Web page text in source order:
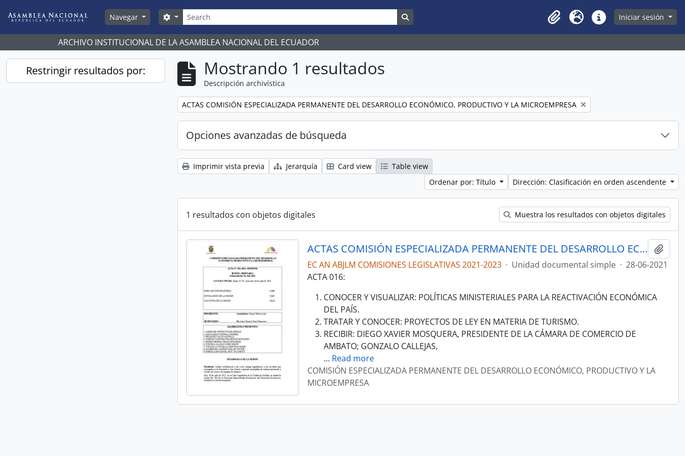
Navegar
Búsqueda
Search options
Clipboard
Idioma Enlaces rápidos
Iniciar sesión
ARCHIVO INSTITUCIONAL DE LA ASAMBLEA NACIONAL DEL ECUADOR
Restringir resultados por: Mostrando 1 resultados
Descripción archivística
Remove filter:
ACTAS COMISIÓN ESPECIALIZADA PERMANENTE DEL DESARROLLO ECONÓMICO, PRODUCTIVO Y LA MICROEMPRESA
Opciones avanzadas de búsqueda
Imprimir vista previa Jerarquía Card view
Table view
Ordenar por: Título
Dirección: Clasificación en orden ascendente
1 resultados con objetos digitales Muestra los resultados con objetos digitales
ACTAS COMISIÓN ESPECIALIZADA PERMANENTE DEL DESARROLLO ECONÓMICO, PRODUCTIVO Y LA MICROEMPRESA
EC AN ABJLM COMISIONES LEGISLATIVAS 2021-2023 · Unidad documental simple · 28-06-2021
ACTA 016:
CONOCER Y VISUALIZAR: POLÍTICAS MINISTERIALES PARA LA REACTIVACIÓN ECONÓMICA
DEL PAÍS.
TRATAR Y CONOCER: PROYECTOS DE LEY EN MATERIA DE TURISMO.
RECIBIR: DIEGO XAVIER MOSQUERA, PRESIDENTE DE LA CÁMARA DE COMERCIO DE
AMBATO; GONZALO CALLEJAS,
… Read more
COMISIÓN ESPECIALIZADA PERMANENTE DEL DESARROLLO ECONÓMICO, PRODUCTIVO Y LA
MICROEMPRESA